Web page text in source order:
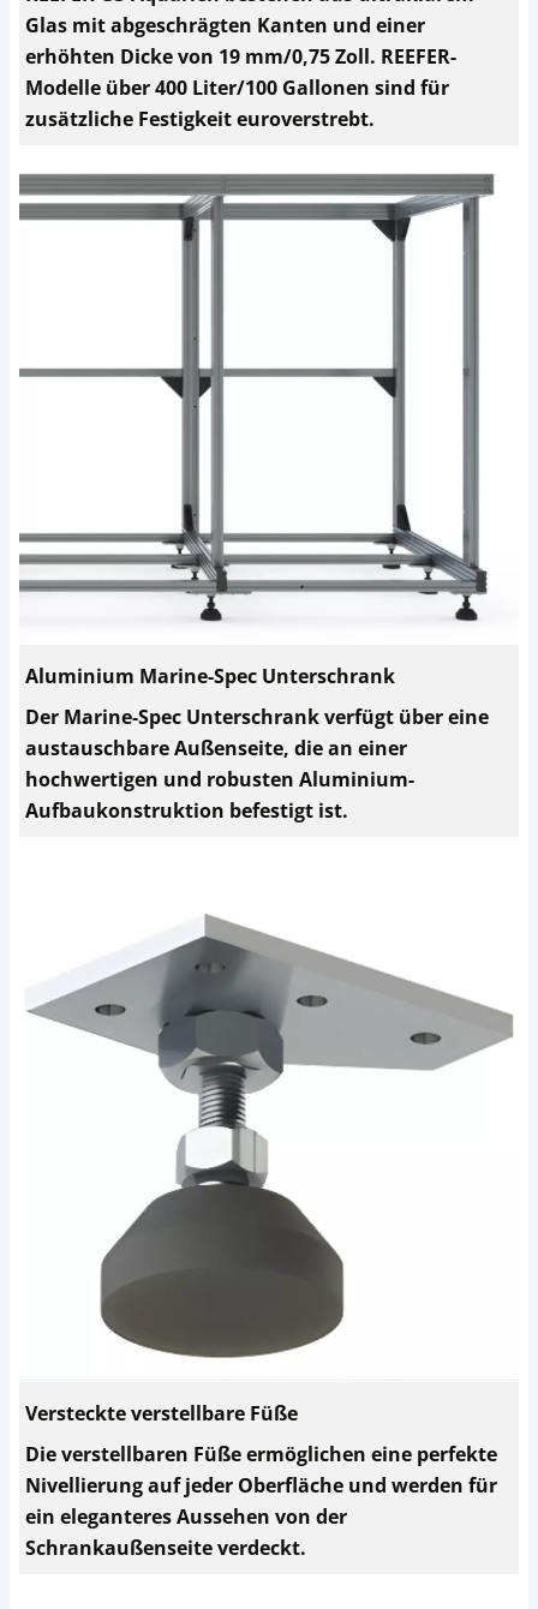
Glas mit abgeschrägten Kanten und einer
erhöhten Dicke von 19 mm/0,75 Zoll. REEFER-
Modelle über 400 Liter/100 Gallonen sind für
zusätzliche Festigkeit euroverstrebt.
Aluminium Marine-Spec Unterschrank
Der Marine-Spec Unterschrank verfügt über eine
austauschbare Außenseite, die an einer
hochwertigen und robusten Aluminium-
Aufbaukonstruktion befestigt ist.
Versteckte verstellbare Füße
Die verstellbaren Füße ermöglichen eine perfekte
Nivellierung auf jeder Oberfläche und werden für
ein eleganteres Aussehen von der
Schrankaußenseite verdeckt.